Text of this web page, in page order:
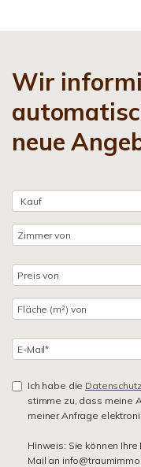
Wir
neue
Ich habe die
stimme zu, dass meine
meiner Anfrage
Hinweis: Sie können
Mail an